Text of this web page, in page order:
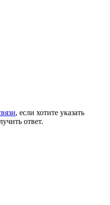
, если хотите указать
ответ.